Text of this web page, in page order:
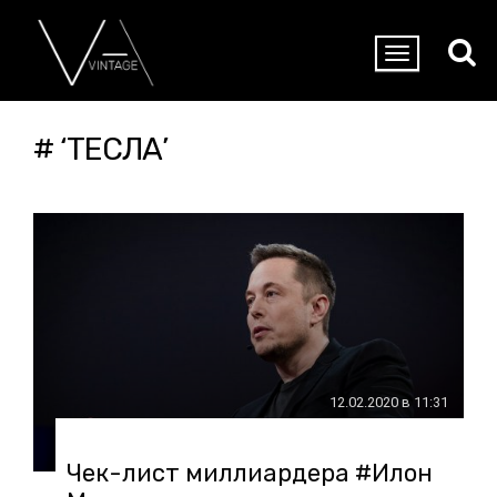
# ‘ТЕСЛА’
12.02.2020 в 11:31
Чек-лист миллиардера #Илон